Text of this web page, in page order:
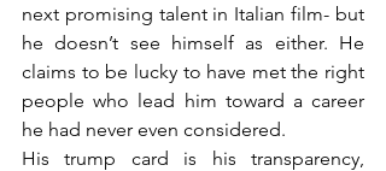
next promising talent in Italian film- but
he doesn’t see himself as either. He
claims to be lucky to have met the right
people who lead him toward a career
he had never even considered.
His trump card is his transparency,